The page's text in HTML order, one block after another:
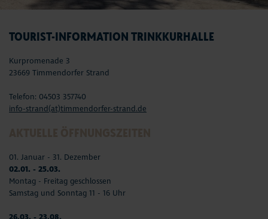
TOURIST-INFORMATION TRINKKURHALLE
Kurpromenade 3
23669 Timmendorfer Strand
Telefon: 04503 357740
info-strand(at)timmendorfer-strand.de
01. Januar - 31. Dezember
02.01. - 25.03.
Montag - Freitag geschlossen
Samstag und Sonntag 11 - 16 Uhr
26.03. - 23.08.